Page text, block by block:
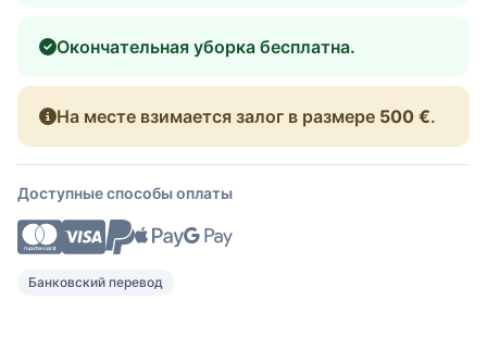
Окончательная уборка бесплатна.
На месте взимается залог в размере 500 €.
Доступные способы оплаты
Банковский перевод